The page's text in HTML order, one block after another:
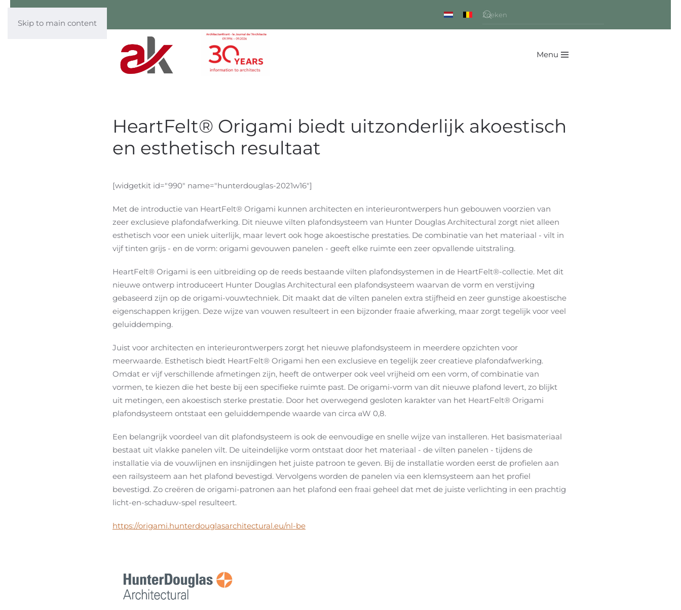
Skip to main content
Menu
HeartFelt® Origami biedt uitzonderlijk akoestisch
en esthetisch resultaat
[widgetkit id="990" name="hunterdouglas-2021w16"]
Met de introductie van HeartFelt® Origami kunnen architecten en interieurontwerpers hun gebouwen voorzien van
zeer exclusieve plafondafwerking. Dit nieuwe vilten plafondsysteem van Hunter Douglas Architectural zorgt niet alleen
esthetisch voor een uniek uiterlijk, maar levert ook hoge akoestische prestaties. De combinatie van het materiaal - vilt in
vijf tinten grijs - en de vorm: origami gevouwen panelen - geeft elke ruimte een zeer opvallende uitstraling.
HeartFelt® Origami is een uitbreiding op de reeds bestaande vilten plafondsystemen in de HeartFelt®-collectie. Met dit
nieuwe ontwerp introduceert Hunter Douglas Architectural een plafondsysteem waarvan de vorm en verstijving
gebaseerd zijn op de origami-vouwtechniek. Dit maakt dat de vilten panelen extra stijfheid en zeer gunstige akoestische
eigenschappen krijgen. Deze wijze van vouwen resulteert in een bijzonder fraaie afwerking, maar zorgt tegelijk voor veel
geluiddemping.
Juist voor architecten en interieurontwerpers zorgt het nieuwe plafondsysteem in meerdere opzichten voor
meerwaarde. Esthetisch biedt HeartFelt® Origami hen een exclusieve en tegelijk zeer creatieve plafondafwerking.
Omdat er vijf verschillende afmetingen zijn, heeft de ontwerper ook veel vrijheid om een vorm, of combinatie van
vormen, te kiezen die het beste bij een specifieke ruimte past. De origami-vorm van dit nieuwe plafond levert, zo blijkt
uit metingen, een akoestisch sterke prestatie. Door het overwegend gesloten karakter van het HeartFelt® Origami
plafondsysteem ontstaat een geluiddempende waarde van circa αW 0,8.
Een belangrijk voordeel van dit plafondsysteem is ook de eenvoudige en snelle wijze van installeren. Het basismateriaal
bestaat uit vlakke panelen vilt. De uiteindelijke vorm ontstaat door het materiaal - de vilten panelen - tijdens de
installatie via de vouwlijnen en insnijdingen het juiste patroon te geven. Bij de installatie worden eerst de profielen aan
een railsysteem aan het plafond bevestigd. Vervolgens worden de panelen via een klemsysteem aan het profiel
bevestigd. Zo creëren de origami-patronen aan het plafond een fraai geheel dat met de juiste verlichting in een prachtig
licht-en-schaduw-spel resulteert.
https://origami.hunterdouglasarchitectural.eu/nl-be